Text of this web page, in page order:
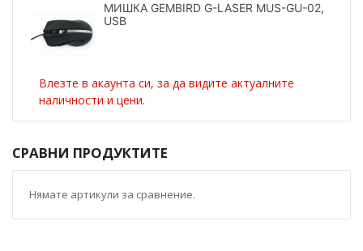
МИШКА GEMBIRD G-LASER MUS-GU-02,
USB
Влезте в акаунта си, за да видите актуалните
наличности и цени.
СРАВНИ ПРОДУКТИТЕ
Нямате артикули за сравнение.